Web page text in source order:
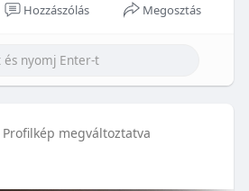
Hozzászólás Megosztás
Profilkép megváltoztatva